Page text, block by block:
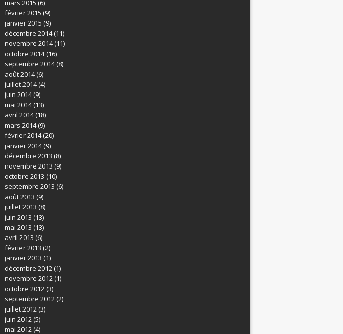
mars 2015 (6)
février 2015 (9)
janvier 2015 (9)
décembre 2014(11)
novembre 2014(11)
octobre 2014(16)
septembre 2014(8)
août 2014(6)
juillet 2014(4)
juin 2014(9)
mai 2014(13)
avril 2014(18)
mars 2014(9)
février 2014(20)
janvier 2014(9)
décembre 2013 (8)
novembre 2013 (9)
octobre 2013 (10)
septembre 2013 (6)
août 2013 (9)
juillet 2013 (8)
juin 2013 (13)
mai 2013 (13)
avril 2013 (6)
février 2013 (2)
janvier 2013 (1)
décembre 2012(1)
novembre 2012(1)
octobre 2012(3)
septembre 2012(2)
juillet 2012(3)
juin 2012(5)
mai 2012(4)